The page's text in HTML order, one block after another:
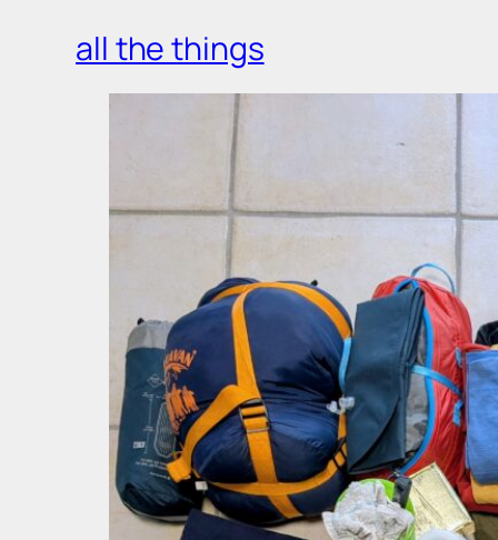
all the things